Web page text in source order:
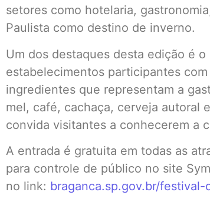
setores como hotelaria,
Paulista como destino de inverno.
Um dos destaques desta edição é
estabelecimentos participantes
ingredientes que representam a
mel, café, cachaça, cerveja autoral
convida visitantes a conhecerem a
A entrada é gratuita em todas as
para controle de público no site
no link: braganca.sp.gov.br/